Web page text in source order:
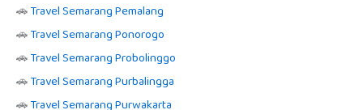
🚗Travel Semarang Pemalang
🚗Travel Semarang Ponorogo
🚗Travel Semarang Probolinggo
🚗Travel Semarang Purbalingga
🚗Travel Semarang Purwakarta